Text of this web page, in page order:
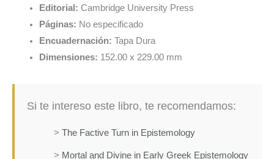
Editorial: Cambridge University Press
Páginas: No especificado
Encuadernación: Tapa Dura
Dimensiones: 152.00 x 229.00 mm
Si te intereso este libro, te recomendamos:
> The Factive Turn in Epistemology
> Mortal and Divine in Early Greek Epistemology